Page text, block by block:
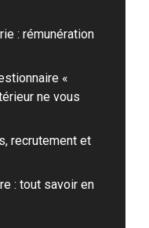
: rémunération
«
ne vous
recrutement et
: tout savoir en